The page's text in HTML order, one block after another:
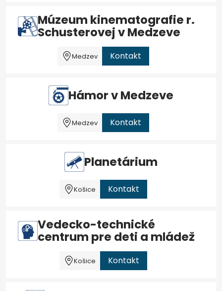
Múzeum kinematografie r.
Schusterovej v Medzeve
Medzev Kontakt
Hámor v Medzeve
Medzev Kontakt
Planetárium
Košice Kontakt
Vedecko-technické
centrum pre deti a mládež
Košice Kontakt